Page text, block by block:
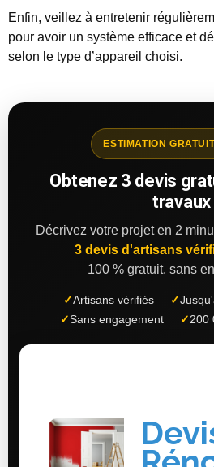
Enfin, veillez à entretenir
pour avoir un système efficace et
selon le type d’appareil choisi.
ESTIMATION
Obtenez 3 devis
travaux
Décrivez votre projet en 2
3 devis d'artisans
100 % gratuit, sans
✓Artisans vérifiés ✓
✓Sans engagement ✓200